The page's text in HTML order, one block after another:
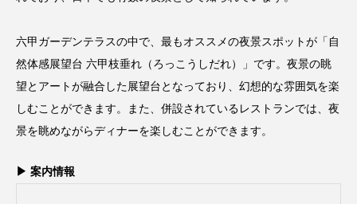
六甲ガーデンテラスの中で、最もオススメの夜景スポットが「自
然体感展望台 六甲枝垂れ（ろっこうしだれ）」です。夜景の眺
望とアートが融合した展望台となっており、幻想的な雰囲気を楽
しむことができます。また、併設されているレストランでは、夜
景を眺めながらディナーを楽しむことができます。
▶ 案内情報